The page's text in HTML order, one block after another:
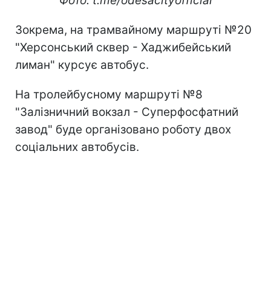
Зокрема, на трамвайному маршруті №20
"Херсонський сквер - Хаджибейський
лиман" курсує автобус.
На тролейбусному маршруті №8
"Залізничний вокзал - Суперфосфатний
завод" буде організовано роботу двох
соціальних автобусів.